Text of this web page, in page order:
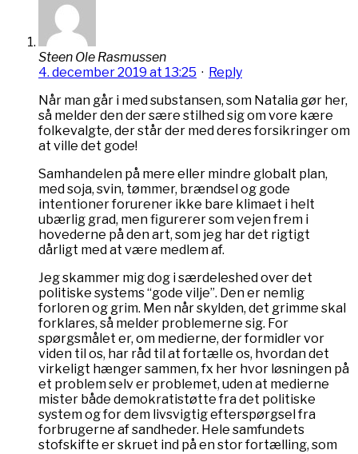
Steen Ole Rasmussen
4. december 2019 at 13:25 · Reply
Når man går i med substansen, som Natalia gør her,
så melder den der sære stilhed sig om vore kære
folkevalgte, der står der med deres forsikringer om
at ville det gode!
Samhandelen på mere eller mindre globalt plan,
med soja, svin, tømmer, brændsel og gode
intentioner forurener ikke bare klimaet i helt
ubærlig grad, men figurerer som vejen frem i
hovederne på den art, som jeg har det rigtigt
dårligt med at være medlem af.
Jeg skammer mig dog i særdeleshed over det
politiske systems “gode vilje”. Den er nemlig
forloren og grim. Men når skylden, det grimme skal
forklares, så melder problemerne sig. For
spørgsmålet er, om medierne, der formidler vor
viden til os, har råd til at fortælle os, hvordan det
virkeligt hænger sammen, fx her hvor løsningen på
et problem selv er problemet, uden at medierne
mister både demokratistøtte fra det politiske
system og for dem livsvigtig efterspørgsel fra
forbrugerne af sandheder. Hele samfundets
stofskifte er skruet ind på en stor fortælling, som